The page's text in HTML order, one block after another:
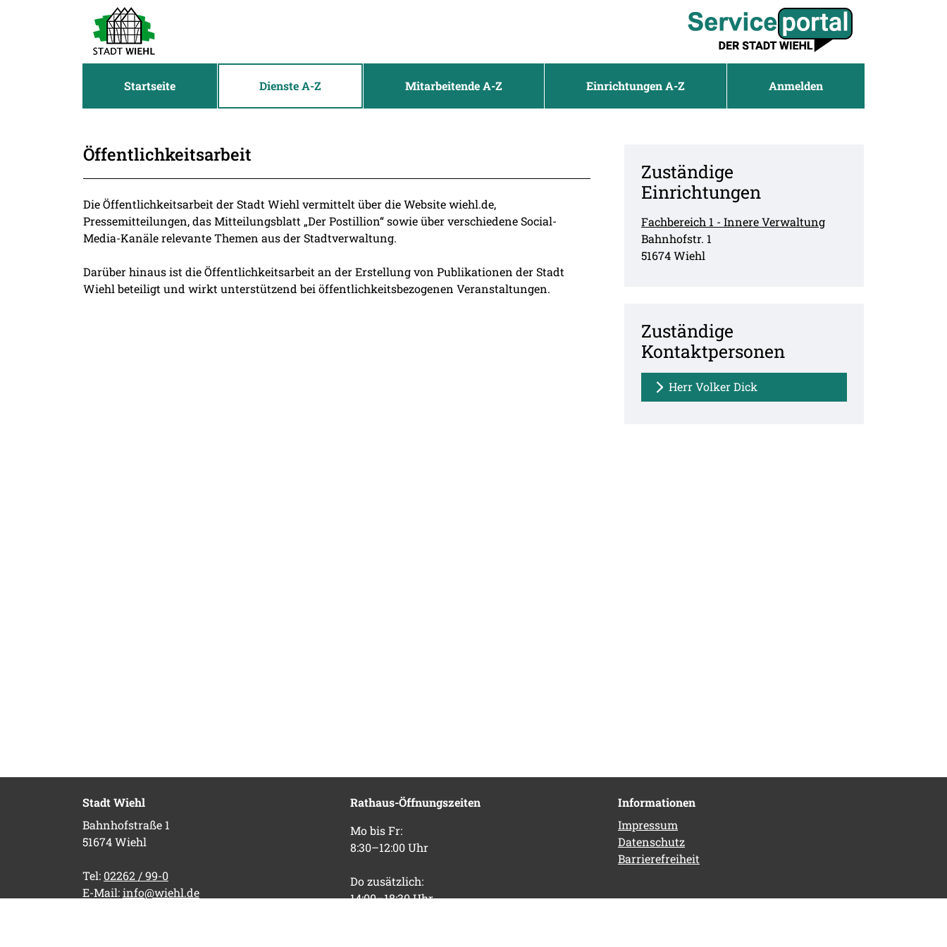
Zum Hauptinhalt springen
Startseite Dienste A-Z Mitarbeitende A-Z Einrichtungen A-Z Anmelden
Öffentlichkeitsarbeit
Beschreibung
Die Öffentlichkeitsarbeit der Stadt Wiehl vermittelt über die Website wiehl.de,
Pressemitteilungen, das Mitteilungsblatt „Der Postillion“ sowie über verschiedene Social-
Media-Kanäle relevante Themen aus der Stadtverwaltung.
Darüber hinaus ist die Öffentlichkeitsarbeit an der Erstellung von Publikationen der Stadt
Wiehl beteiligt und wirkt unterstützend bei öffentlichkeitsbezogenen Veranstaltungen.
Zuständige
Einrichtungen
Fachbereich 1 - Innere Verwaltung
Straße:
Bahnhofstr. Hausnummer:
1
PLZ:
51674Ort:
Wiehl
Zuständige
Kontaktpersonen
Herr Volker Dick
Stadt Wiehl
Bahnhofstraße 1
51674 Wiehl
Tel: 02262 / 99-0
E-Mail:info@wiehl.de
Rathaus-Öffnungszeiten
Mo bis Fr:
8:30–12:00 Uhr
Do zusätzlich:
14:00–18:30 Uhr
Informationen
Impressum
Datenschutz
Barrierefreiheit